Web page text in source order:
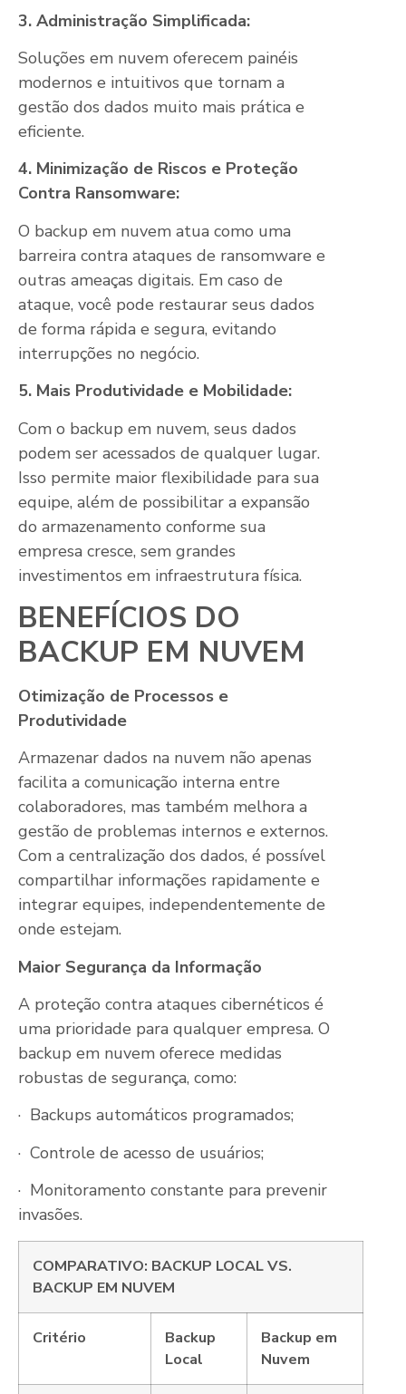
3. Administração Simplificada:
Soluções em nuvem oferecem painéis
modernos e intuitivos que tornam a
gestão dos dados muito mais prática e
eficiente.
4. Minimização de Riscos e Proteção
Contra Ransomware:
O backup em nuvem atua como uma
barreira contra ataques de ransomware e
outras ameaças digitais. Em caso de
ataque, você pode restaurar seus dados
de forma rápida e segura, evitando
interrupções no negócio.
5. Mais Produtividade e Mobilidade:
Com o backup em nuvem, seus dados
podem ser acessados de qualquer lugar.
Isso permite maior flexibilidade para sua
equipe, além de possibilitar a expansão
do armazenamento conforme sua
empresa cresce, sem grandes
investimentos em infraestrutura física.
BENEFÍCIOS DO
BACKUP EM NUVEM
Otimização de Processos e
Produtividade
Armazenar dados na nuvem não apenas
facilita a comunicação interna entre
colaboradores, mas também melhora a
gestão de problemas internos e externos.
Com a centralização dos dados, é possível
compartilhar informações rapidamente e
integrar equipes, independentemente de
onde estejam.
Maior Segurança da Informação
A proteção contra ataques cibernéticos é
uma prioridade para qualquer empresa. O
backup em nuvem oferece medidas
robustas de segurança, como:
· Backups automáticos programados;
· Controle de acesso de usuários;
· Monitoramento constante para prevenir
invasões.
COMPARATIVO: BACKUP LOCAL VS.
BACKUP EM NUVEM
Critério
Backup
Local
Backup em
Nuvem